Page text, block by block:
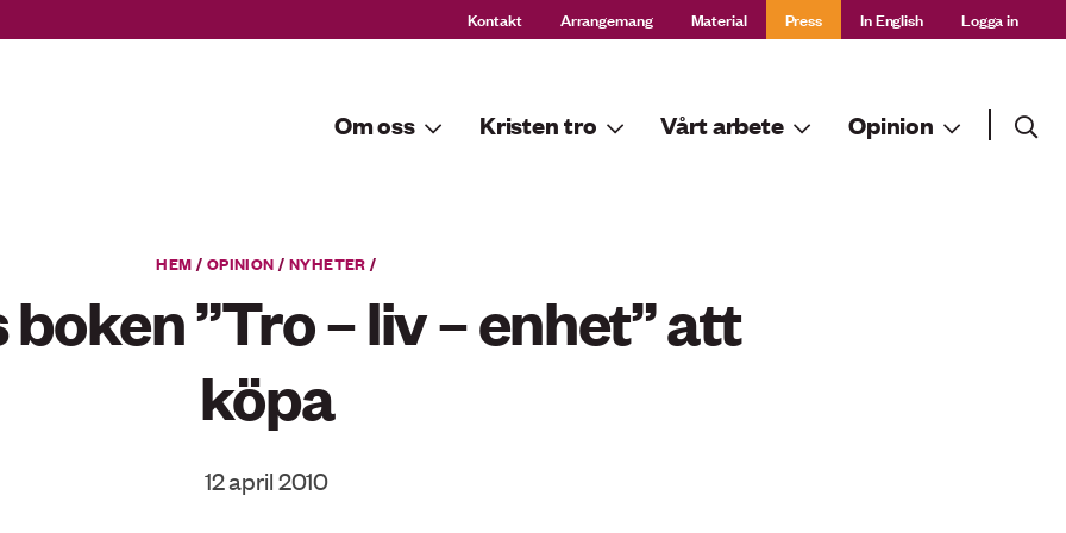
Kontakt Arrangemang Material Press In English Logga in
Om oss Kristen tro Vårt arbete Opinion Sök
HEM / OPINION / NYHETER /
”Tro – liv – enhet” att
köpa
12 april 2010